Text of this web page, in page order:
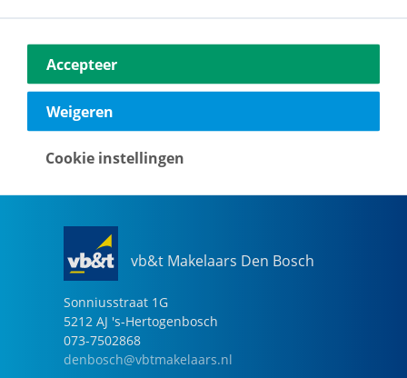
Vestdijk 180
5611 CZ Eindhoven
040-2696949
vb&t Makelaars Den Bosch
Sonniusstraat 1G
5212 AJ 's-Hertogenbosch
073-7502868
denbosch@vbtmakelaars.nl
Accepteer
Weigeren
Cookie instellingen